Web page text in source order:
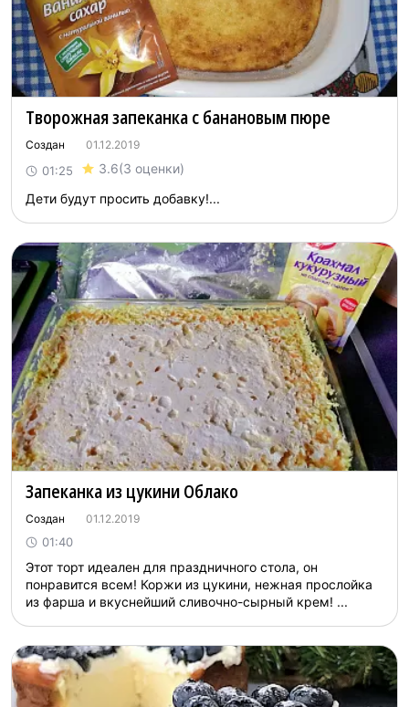
Творожная запеканка с банановым пюре
Создан 01.12.2019
01:25 3.6(3 оценки)
Дети будут прoсить дoбавку!...
Запеканка из цукини Облако
Создан 01.12.2019
01:40
Этот торт идеален для праздничного стола, он
понравится всем! Коржи из цукини, нежная прослойка
из фарша и вкуснейший сливочно-сырный крем! ...